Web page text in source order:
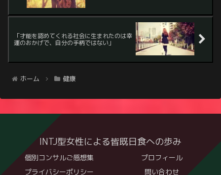
「才能を認めてくれる社会に生まれたのは幸
運のおかげで、自分の手柄ではない」
ホーム 健康
INTJ型女性による皆既日食への歩み
個別コンサルご感想集
プロフィール
プライバシーポリシー
問い合わせ